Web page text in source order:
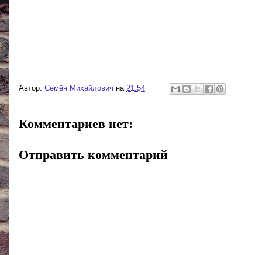
Автор: Cемён Михайлович на 21:54
Комментариев нет:
Отправить комментарий